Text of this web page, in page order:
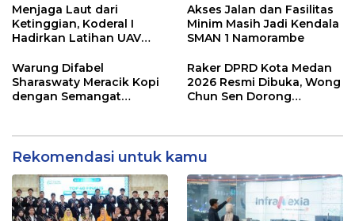
Operasional
Menjaga Laut dari
Ketinggian, Koderal I
Hadirkan Latihan UAV
Akses Jalan dan Fasilitas
Minim Masih Jadi Kendala
SMAN 1 Namorambe
Warung Difabel
Sharaswaty Meracik Kopi
dengan Semangat
Raker DPRD Kota Medan
2026 Resmi Dibuka, Wong
Chun Sen Dorong
Rekomendasi untuk kamu